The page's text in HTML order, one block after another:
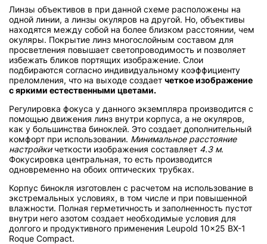
Линзы объективов в при данной схеме расположены на
одной линии, а линзы окуляров на другой. Но, объективы
находятся между собой на более близком расстоянии, чем
окуляры. Покрытие линз многослойным составом для
просветления повышает светопроводимость и позволяет
избежать бликов портящих изображение. Слои
подбираются согласно индивидуальному коэффициенту
преломления, что на выходе создает четкое изображение
с яркими естественными цветами.
Регулировка фокуса у данного экземпляра производится с
помощью движения линз внутри корпуса, а не окуляров,
как у большинства биноклей. Это создает дополнительный
комфорт при использовании. Минимальное расстояние
настройкичеткости изображения составляет 4.3 м.
Фокусировка центральная, то есть производится
одновременно на обоих оптических трубках.
Корпус бинокля изготовлен с расчетом на использование в
экстремальных условиях, в том числе и при повышенной
влажности. Полная герметичность и заполненность пустот
внутри него азотом создает необходимые условия для
долгого и продуктивного применения Leupold 10x25 BX-1
Roque Compact.